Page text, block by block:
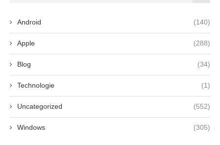
Android (140)
Apple (288)
Blog (34)
Technologie (1)
Uncategorized (552)
Windows (305)